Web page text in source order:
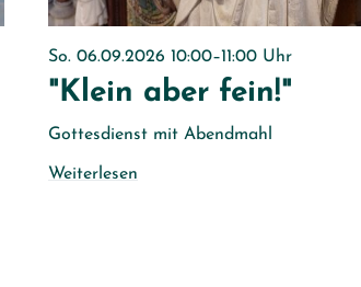
So. 06.09.2026 10:00–11:00 Uhr
"Klein aber fein!"
Gottesdienst mit Abendmahl
Weiterlesen